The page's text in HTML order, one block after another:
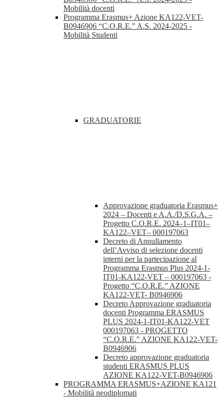
Mobilità docenti
Programma Erasmus+ Azione KA122-VET-
B0946906 “C.O.R.E.” A.S. 2024-2025 -
Mobilità Studenti
GRADUATORIE
Approvazione graduatoria Erasmus+
2024 – Docenti e A.A./D.S.G.A. –
Progetto C.O.R.E. 2024–1–IT01–
KA122–VET– 000197063
Decreto di Annullamento
dell’Avviso di selezione docenti
interni per la partecipazione al
Programma Erasmus Plus 2024-1-
IT01-KA122-VET – 000197063 -
Progetto “C.O.R.E.” AZIONE
KA122-VET- B0946906
Decreto Approvazione graduatoria
docenti Programma ERASMUS
PLUS 2024-1-IT01-KA122-VET
000197063 - PROGETTO
“C.O.R.E.” AZIONE KA122-VET-
B0946906
Decreto approvazione graduatoria
studenti ERASMUS PLUS
AZIONE KA122-VET-B0946906
PROGRAMMA ERASMUS+AZIONE KA121
- Mobilità neodiplomati